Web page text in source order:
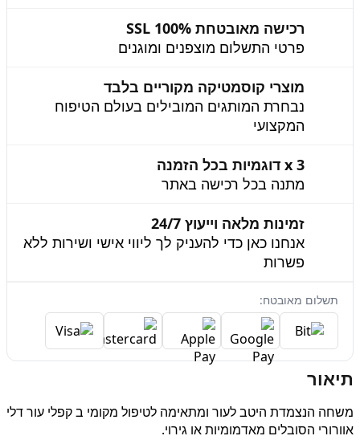
רכישה מאובטחת 100% SSL
פרטי התשלום מוצפנים ומוגנים
מוצרי קוסמטיקה מקוריים בלבד
נבחרת המותגים המובילים בעולם הטיפוח
המקצועי
3 x דוגמיות בכל הזמנה
מתנה בכל רכישה באתר
זמינות מלאה וייעוץ 24/7
אנחנו כאן כדי להעניק לך ליווי אישי ושירות ללא
פשרות
תשלום מאובטח:
תיאור
משחה הנצמדת היטב לעור ומתאימה לטיפול מקומי ב קפלי עור דלי
אוורורי הסובלים מאדמומיות או גירוי.